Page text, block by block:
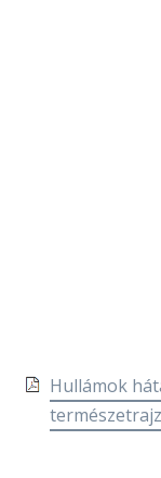
Hullámok